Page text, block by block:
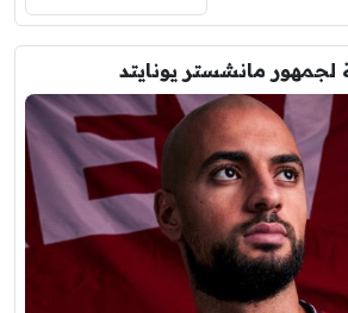
لجمهور مانشستر يونايتد